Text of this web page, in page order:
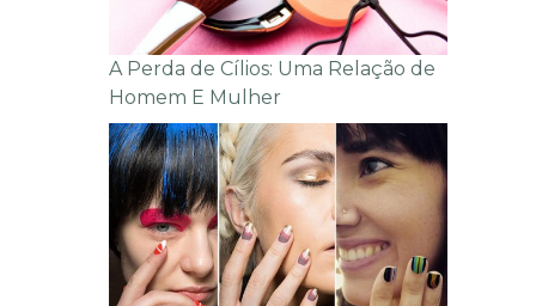
A Perda de Cílios: Uma Relação de
Homem E Mulher